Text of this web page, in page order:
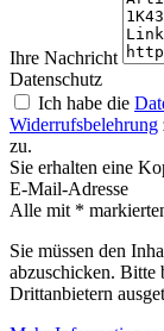
Ihre Nachricht
Datenschutz
Ich habe die
Widerrufsbelehrung
zu.
Sie erhalten eine
E-Mail-Adresse
Alle mit *
Sie müssen den
abzuschicken. Bitte
Drittanbietern